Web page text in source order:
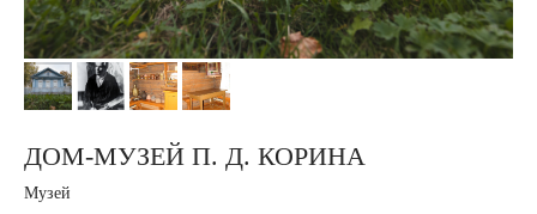
ДОМ-МУЗЕЙ П. Д. КОРИНА
Музей